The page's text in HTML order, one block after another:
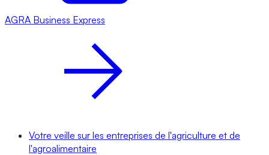
AGRA Business Express
Votre veille sur les entreprises de l'agriculture et de
l'agroalimentaire